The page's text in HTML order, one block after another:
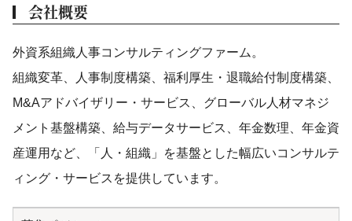
会社概要
外資系組織人事コンサルティングファーム。
組織変革、人事制度構築、福利厚生・退職給付制度構築、
M&Aアドバイザリー・サービス、グローバル人材マネジ
メント基盤構築、給与データサービス、年金数理、年金資
産運用など、「人・組織」を基盤とした幅広いコンサルテ
ィング・サービスを提供しています。